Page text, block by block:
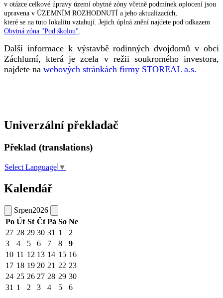
v otázce celkové úpravy území obytné zóny včetně podmínek oplocení jsou
upravena v ÚZEMNÍM ROZHODNUTÍ a jeho aktualizacích,
které se na tuto lokalitu vztahují. Jejich úplná znění najdete pod odkazem
Obytná zóna "Pod školou".
Další informace k výstavbě rodinných dvojdomů v obci
Záchlumí, která je zcela v režii soukromého investora,
najdete na webových stránkách firmy STOREAL a.s.
Univerzální překladač
Překlad (translations)
Select Language ▼
Kalendář
Srpen2026
Po Út St Čt Pá So Ne
27 28 29 30 31 1
2
3
4 5 6 7 8
9
10 11 12 13 14 15 16
17 18 19 20 21 22 23
24 25 26 27 28 29 30
31 1 2 3 4 5 6